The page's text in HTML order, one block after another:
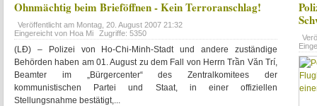
Ohnmächtig beim Brieföffnen - Kein Terroranschlag!
Veröffentlicht am Montag, 20. August 2007 21:32
Eingereicht von Hoa Mi
Zugriffe: 5350
(LĐ) – Polizei von Ho-Chi-Minh-Stadt und andere zuständige
Behörden haben am 01. August zu dem Fall von Herrn Trần Văn Trí,
Beamter im „Bürgercenter“ des Zentralkomitees der
kommunistischen Partei und Staat, in einer offiziellen
Stellungsnahme bestätigt,...